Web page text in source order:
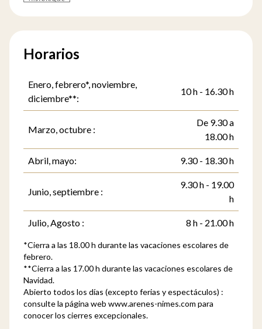
Horarios
Enero, febrero*, noviembre,
diciembre**:
10 h - 16.30 h
Marzo, octubre :
De 9.30 a
18.00 h
Abril, mayo: 9.30 - 18.30 h
Junio, septiembre :
9.30 h - 19.00
h
Julio, Agosto : 8 h - 21.00 h
*Cierra a las 18.00 h durante las vacaciones escolares de
febrero.
**Cierra a las 17.00 h durante las vacaciones escolares de
Navidad.
Abierto todos los días (excepto ferias y espectáculos) :
consulte la página web www.arenes-nimes.com para
conocer los cierres excepcionales.